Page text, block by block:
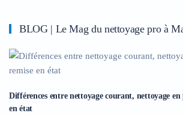
BLOG | Le Mag du nettoyage pro à
Différences entre nettoyage courant, nettoyage
en état